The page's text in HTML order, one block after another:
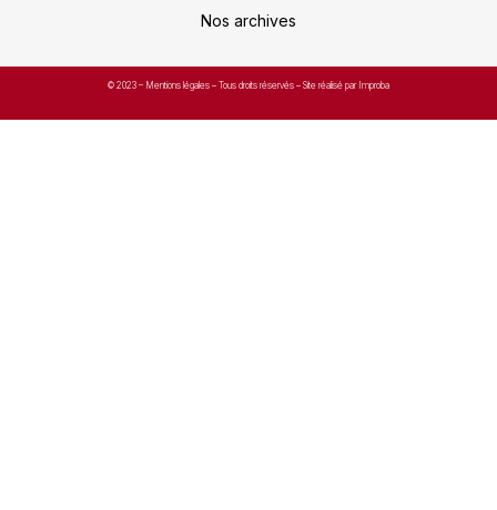
Nos archives
© 2023 – Mentions légales – Tous droits réservés – Site réalisé par Improba